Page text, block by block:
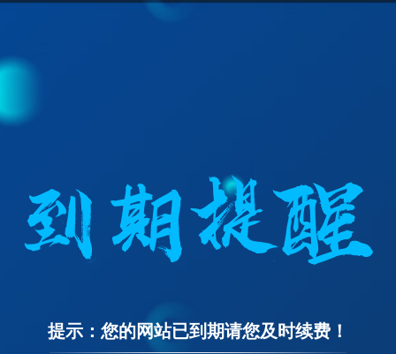
提示：您的网站已到期请您及时续费！